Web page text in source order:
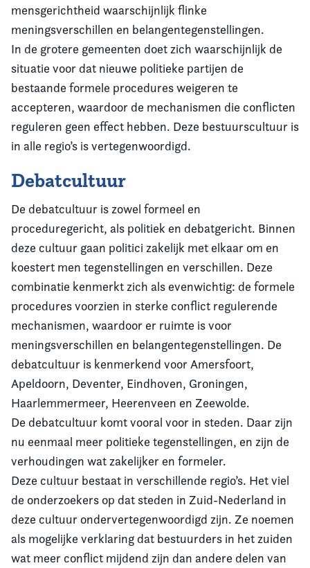
mensgerichtheid waarschijnlijk flinke
meningsverschillen en belangentegenstellingen.
In de grotere gemeenten doet zich waarschijnlijk de
situatie voor dat nieuwe politieke partijen de
bestaande formele procedures weigeren te
accepteren, waardoor de mechanismen die conflicten
reguleren geen effect hebben. Deze bestuurscultuur is
in alle regio’s is vertegenwoordigd.
Debatcultuur
De debatcultuur is zowel formeel en
proceduregericht, als politiek en debatgericht. Binnen
deze cultuur gaan politici zakelijk met elkaar om en
koestert men tegenstellingen en verschillen. Deze
combinatie kenmerkt zich als evenwichtig: de formele
procedures voorzien in sterke conflict regulerende
mechanismen, waardoor er ruimte is voor
meningsverschillen en belangentegenstellingen. De
debatcultuur is kenmerkend voor Amersfoort,
Apeldoorn, Deventer, Eindhoven, Groningen,
Haarlemmermeer, Heerenveen en Zeewolde.
De debatcultuur komt vooral voor in steden. Daar zijn
nu eenmaal meer politieke tegenstellingen, en zijn de
verhoudingen wat zakelijker en formeler.
Deze cultuur bestaat in verschillende regio’s. Het viel
de onderzoekers op dat steden in Zuid-Nederland in
deze cultuur ondervertegenwoordigd zijn. Ze noemen
als mogelijke verklaring dat bestuurders in het zuiden
wat meer conflict mijdend zijn dan andere delen van